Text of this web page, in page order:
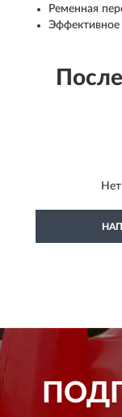
Ременная
Эффективное